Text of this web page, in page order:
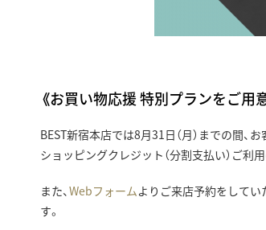
《お買い物応援 特別プランをご用
BEST新宿本店では8月31日（月）までの間
ショッピングクレジット（分割支払い）ご利
また、Webフォームよりご来店予約をしてい
す。